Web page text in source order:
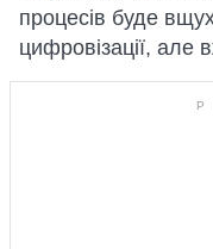
процесів буде
цифровізації, але